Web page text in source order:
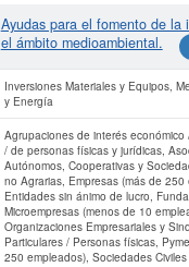
Ayudas para el fomento de la
el ámbito medioambiental.
Inversiones Materiales y Equipos,
y Energía
Agrupaciones de interés económico
/ de personas físicas y jurídicas,
Autónomos, Cooperativas y
no Agrarias, Empresas (más de 250
Entidades sin ánimo de lucro,
Microempresas (menos de 10
Organizaciones Empresariales y
Particulares / Personas físicas,
250 empleados), Sociedades Civiles